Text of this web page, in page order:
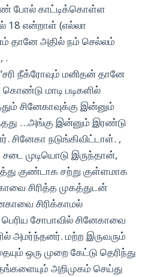
போல் காட்டிக்கொள்ள
என்றாள் (எல்லா
தானே அதில் நம் செல்லம்
.
நீக்ரோவும் மனிதன் தானே
மாடி படிகளில்
சினேகாவுக்கு இன்னும்
…அங்கு இன்னும் இரண்டு
நடுங்கிவிட்டாள். ,
முடியொடு இருந்தான்,
குண்டாக சற்று குள்ளமாக
சிரித்த முகத்துடன்
சிரிக்காமல்
சோபாவில் சினேகாவை
அமர்ந்தனர். மற்ற இருவரும்
ஒரு முறை கேட்டு தெரிந்து
அறிமுகம் செய்து